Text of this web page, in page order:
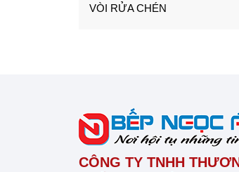
VÒI RỬA CHÉN
CÔNG TY TNHH